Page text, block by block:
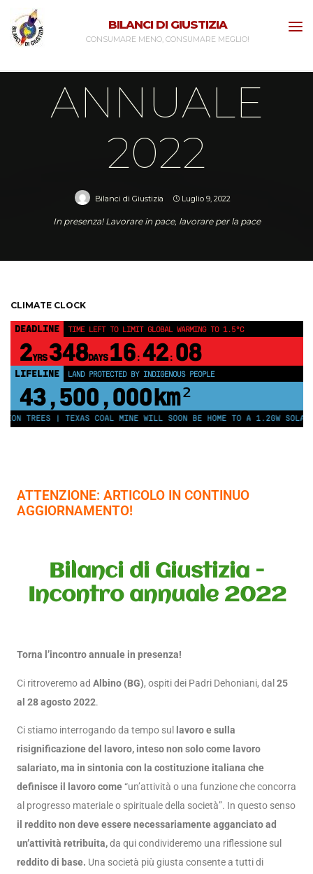
BILANCI DI GIUSTIZIA
CONSUMARE MENO, CONSUMARE MEGLIO!
INCONTRO
ANNUALE
2022
Bilanci di Giustizia Luglio 9, 2022
In presenza! Lavorare in pace, lavorare per la pace
CLIMATE CLOCK
DEADLINE TIME LEFT TO LIMIT GLOBAL WARMING TO 1.5°C
2YRS 348DAYS 16: 42: 08
LIFELINE LAND PROTECTED BY INDIGENOUS PEOPLE
43,500,000km²
TREES | TEXAS COAL MINE WILL SOON BE HOME TO A 1.2GW SOLAR
ATTENZIONE: ARTICOLO IN CONTINUO
AGGIORNAMENTO!
Bilanci di Giustizia -
Incontro annuale 2022
Torna l’incontro annuale in presenza!
Ci ritroveremo ad Albino (BG) , ospiti dei Padri Dehoniani, dal25
al 28 agosto 2022
Ci stiamo interrogando da tempo sul
lavoro e sulla
risignificazione del lavoro, inteso non solo come lavoro
salariato, ma in sintonia con la costituzione italiana che
definisce il lavoro come“un’attività o una funzione che concorra
al progresso materiale o spirituale della società”. In questo senso
il reddito non deve essere necessariamente agganciato ad
un’attività retribuita,da qui condivideremo una riflessione sul
reddito di base. Una società più giusta consente a tutti di